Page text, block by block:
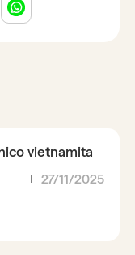
vietnamita
27/11/2025